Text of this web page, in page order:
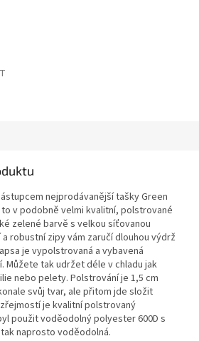
nejprodávanější taškyGreen
v podobně velmi kvalitní, polstrované
zelené barvě s velkou síťovanou
robustní zipy vám zaručí dlouhou výdrž
je vypolstrovaná a vybavená
Můžete tak udržet déle v chladu jak
nebo pelety. Polstrování je 1,5 cm
svůj tvar, ale přitom jde složit
je kvalitní polstrovaný
použit voděodolný polyester 600D s
naprosto voděodolná.